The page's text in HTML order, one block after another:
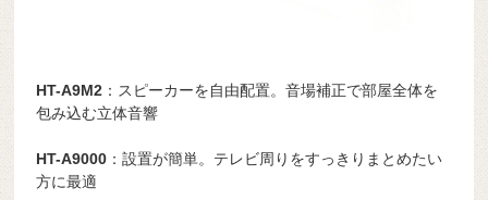
HT-A9M2 ：スピーカーを自由配置。音場補正で部屋全体を
包み込む立体音響
HT-A9000 ：設置が簡単。テレビ周りをすっきりまとめたい
方に最適